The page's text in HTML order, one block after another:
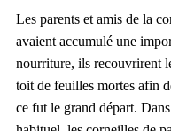
Les parents et amis de la
avaient accumulé une
nourriture, ils recouvrirent
toit de feuilles mortes afin
ce fut le grand départ.